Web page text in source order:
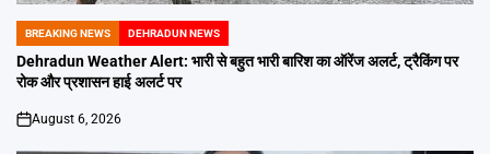
POSTED
IN
BREAKING NEWS DEHRADUN NEWS
Dehradun Weather Alert: भारी से बहुत भारी बारिश का ऑरेंज अलर्ट, ट्रैकिंग पर
रोक और प्रशासन हाई अलर्ट पर
on
August 6, 2026